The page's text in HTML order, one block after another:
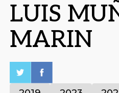
LUIS
MARIN